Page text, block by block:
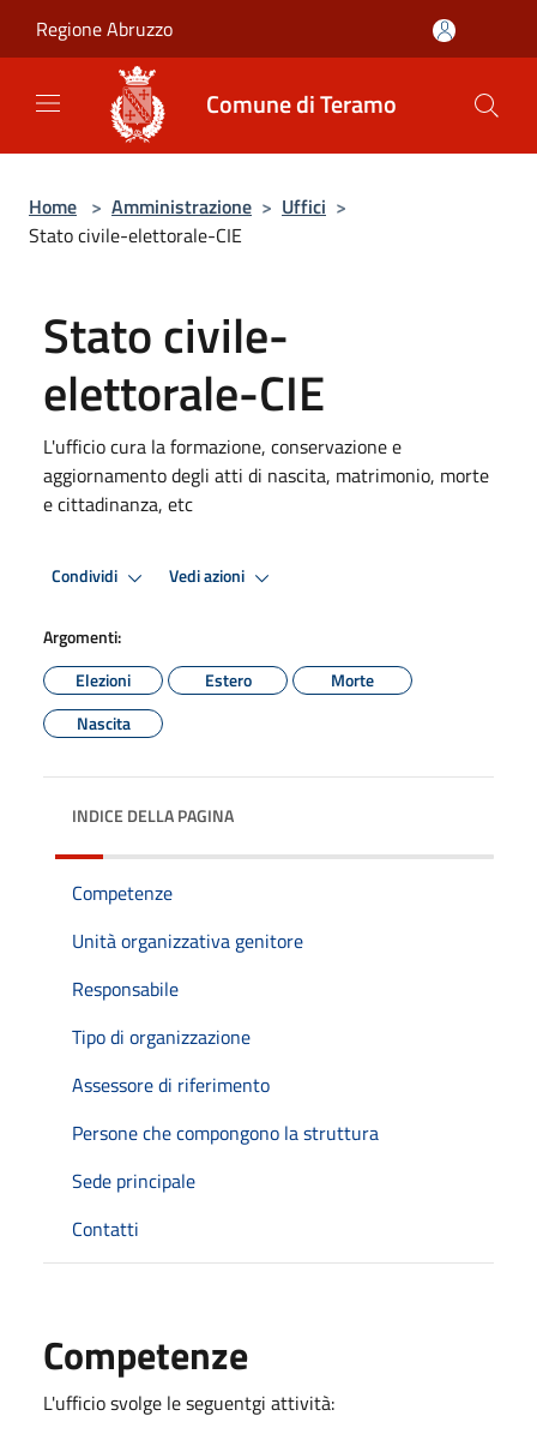
Regione Abruzzo
Comune di Teramo
Home > Amministrazione > Uffici >
Stato civile-elettorale-CIE
Stato civile-
elettorale-CIE
L'ufficio cura la formazione, conservazione e
aggiornamento degli atti di nascita, matrimonio, morte
e cittadinanza, etc
Condividi Vedi azioni
Argomenti:
Elezioni
Estero
Morte
Nascita
INDICE DELLA PAGINA
Competenze
Unità organizzativa genitore
Responsabile
Tipo di organizzazione
Assessore di riferimento
Persone che compongono la struttura
Sede principale
Contatti
Competenze
L'ufficio svolge le seguentgi attività: